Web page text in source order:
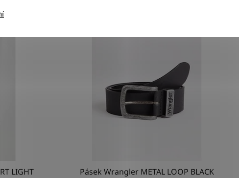
LIGHT
Pásek Wrangler METAL LOOP BLACK